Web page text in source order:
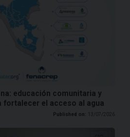
educación comunitaria y
fortalecer el acceso al agua
Published on: 13/07/2026